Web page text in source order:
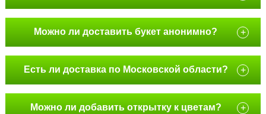
Можно ли доставить букет анонимно? +
Есть ли доставка по Московской области? +
Можно ли добавить открытку к цветам? +